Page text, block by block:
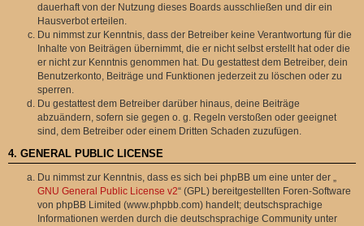
dauerhaft von der Nutzung dieses Boards ausschließen und dir ein
Hausverbot erteilen.
Du nimmst zur Kenntnis, dass der Betreiber keine Verantwortung für die
Inhalte von Beiträgen übernimmt, die er nicht selbst erstellt hat oder die
er nicht zur Kenntnis genommen hat. Du gestattest dem Betreiber, dein
Benutzerkonto, Beiträge und Funktionen jederzeit zu löschen oder zu
sperren.
Du gestattest dem Betreiber darüber hinaus, deine Beiträge
abzuändern, sofern sie gegen o. g. Regeln verstoßen oder geeignet
sind, dem Betreiber oder einem Dritten Schaden zuzufügen.
4. GENERAL PUBLIC LICENSE
Du nimmst zur Kenntnis, dass es sich bei phpBB um eine unter der „
GNU General Public License v2“ (GPL) bereitgestellten Foren-Software
von phpBB Limited (www.phpbb.com) handelt; deutschsprachige
Informationen werden durch die deutschsprachige Community unter